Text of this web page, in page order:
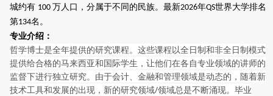
城约有 100 万人口，分属于不同的民族。最新2026年QS世界大学排名
第134名。
专业介绍：
哲学博士是全年提供的研究课程。这些课程以全日制和非全日制模式
提供给合格的马来西亚和国际学生，让他们在各自专业领域的讲师的
监督下进行独立研究。由于会计、金融和管理领域是动态的，随着新
技术工具和发展的出现，新的研究领域/领域总是不断涌现。毕业